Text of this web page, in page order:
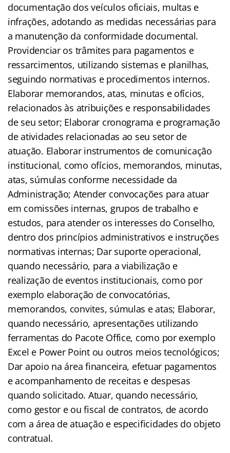
documentação dos veículos oficiais, multas e
infrações, adotando as medidas necessárias para
a manutenção da conformidade documental.
Providenciar os trâmites para pagamentos e
ressarcimentos, utilizando sistemas e planilhas,
seguindo normativas e procedimentos internos.
Elaborar memorandos, atas, minutas e ofícios,
relacionados às atribuições e responsabilidades
de seu setor; Elaborar cronograma e programação
de atividades relacionadas ao seu setor de
atuação. Elaborar instrumentos de comunicação
institucional, como ofícios, memorandos, minutas,
atas, súmulas conforme necessidade da
Administração; Atender convocações para atuar
em comissões internas, grupos de trabalho e
estudos, para atender os interesses do Conselho,
dentro dos princípios administrativos e instruções
normativas internas; Dar suporte operacional,
quando necessário, para a viabilização e
realização de eventos institucionais, como por
exemplo elaboração de convocatórias,
memorandos, convites, súmulas e atas; Elaborar,
quando necessário, apresentações utilizando
ferramentas do Pacote Office, como por exemplo
Excel e Power Point ou outros meios tecnológicos;
Dar apoio na área financeira, efetuar pagamentos
e acompanhamento de receitas e despesas
quando solicitado. Atuar, quando necessário,
como gestor e ou fiscal de contratos, de acordo
com a área de atuação e especificidades do objeto
contratual.